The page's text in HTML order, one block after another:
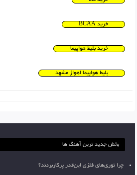
خرید BCAA
خرید بلیط هواپیما
بلیط هواپیما اهواز مشهد
بخش جدید ترین آهنگ ها
چرا توری‌های فلزی این‌قدر پرکاربردند؟